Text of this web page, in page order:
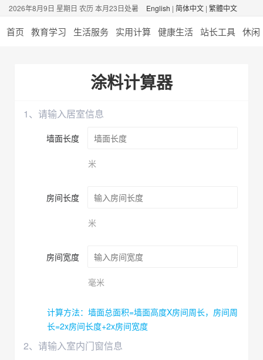
2026年8月9日 星期日 农历 本月23日处暑 English | 简体中文 | 繁體中文
首页 教育学习 生活服务 实用计算 健康生活 站长工具 休闲
涂料计算器
1、请输入居室信息
墙面长度
米
房间长度
米
房间宽度
毫米
计算方法：墙面总面积=墙面高度X房间周长，房间周
长=2x房间长度+2x房间宽度
2、请输入室内门窗信息